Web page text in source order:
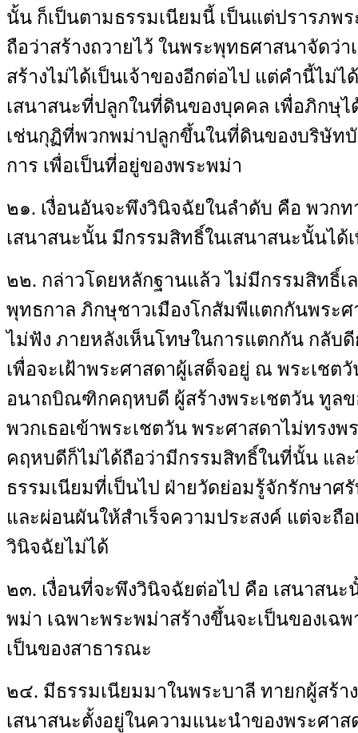
นั้น ก็เป็นตามธรรมเนียมนี้ เป็นแต่ปรารภพ
ถือว่าสร้างถวายไว้ ในพระพุทธศาสนาจัดว่า
สร้างไม่ได้เป็นเจ้าของอีกต่อไป แต่คำนี้ไม่ไ
เสนาสนะที่ปลูกในที่ดินของบุคคล เพื่อภิกษุไ
เช่นกุฏิที่พวกพม่าปลูกขึ้นในที่ดินของบริษัท
การ เพื่อเป็นที่อยู่ของพระพม่า
๒๑. เงื่อนอันจะพึงวินิจฉัยในลำดับ คือ พวก
เสนาสนะนั้น มีกรรมสิทธิ์ในเสนาสนะนั้นได้เ
๒๒. กล่าวโดยหลักฐานแล้ว ไม่มีกรรมสิทธิ์เ
พุทธกาล ภิกษุชาวเมืองโกสัมพีแตกกันพระ
ไม่ฟัง ภายหลังเห็นโทษในการแตกกัน กลับ
เพื่อจะเฝ้าพระศาสดาผู้เสด็จอยู่ ณ พระเชต
อนาถบิณฑิกคฤหบดี ผู้สร้างพระเชตวัน ทูล
พวกเธอเข้าพระเชตวัน พระศาสดาไม่ทรงพ
คฤหบดีก็ไม่ได้ถือว่ามีกรรมสิทธิ์ในที่นั้น แล
ธรรมเนียมที่เป็นไป ฝ่ายวัดย่อมรู้จักรักษาศ
และผ่อนผันให้สำเร็จความประสงค์ แต่จะถื
วินิจฉัยไม่ได้
๒๓. เงื่อนที่จะพึงวินิจฉัยต่อไป คือ เสนาสน
พม่า เฉพาะพระพม่าสร้างขึ้นจะเป็นของเฉ
เป็นของสาธารณะ
๒๔. มีธรรมเนียมมาในพระบาลี ทายกผู้สร้า
เสนาสนะตั้งอยู่ในความแนะนำของพระศาส